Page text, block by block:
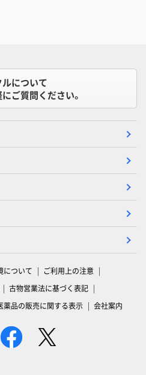
について
ご質問ください。
について
ご利用上の注意
古物営業法に基づく表記
薬品の販売に関する表示 会社案内